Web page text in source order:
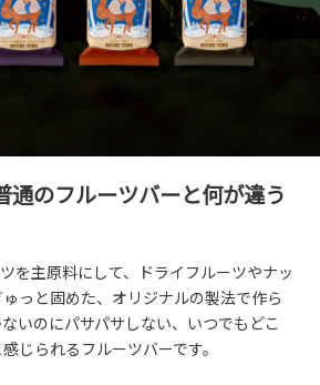
通の​フルーツバーと​何が​違う
を​主原料に​して、​ドライフルーツや​ナッ
っと​固めた、​オリジナルの​製法で​作ら
いのに​パサパサしない、​いつでも​どこ
じられる​フルーツバーです。